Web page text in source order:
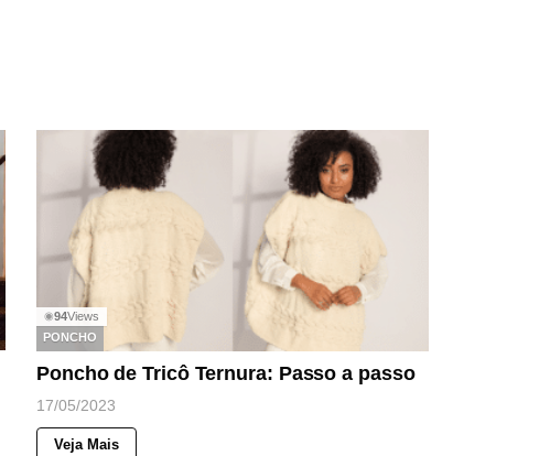
◉94Views
PONCHO
Poncho de Tricô Ternura: Passo a passo
17/05/2023
Veja Mais